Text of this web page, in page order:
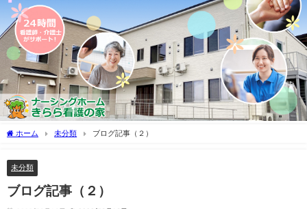
ホーム 未分類 ブログ記事（２）
未分類
ブログ記事（２）